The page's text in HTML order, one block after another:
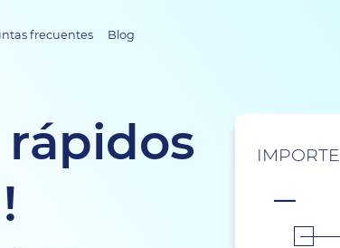
frecuentes Blog
rápidos
IMPORTE